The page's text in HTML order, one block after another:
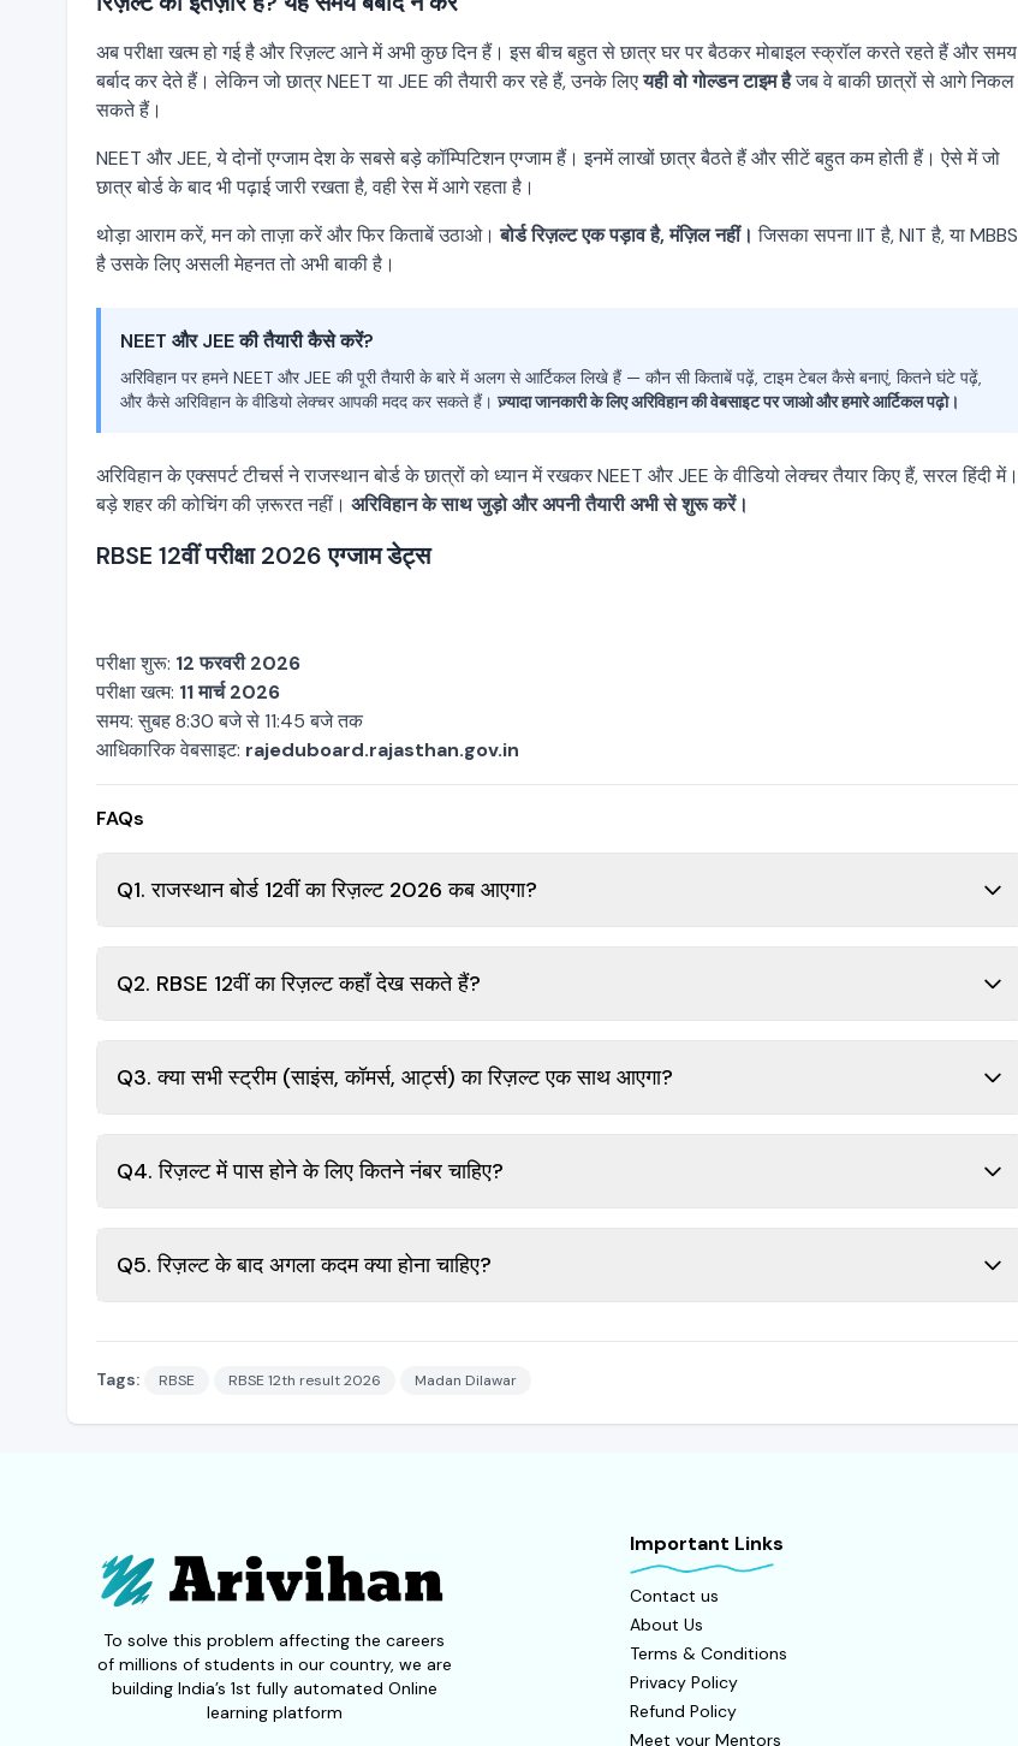
अब परीक्षा खत्म हो गई है और रिज़ल्ट आने में अभी कुछ दिन हैं। इस बीच बहुत से छात्र घर पर बैठकर मोबाइल स्क्रॉल करते रहते हैं और समय
बर्बाद कर देते हैं। लेकिन जो छात्र NEET या JEE की तैयारी कर रहे हैं, उनके लिएयही वो गोल्डन टाइम हैजब वे बाकी छात्रों से आगे निकल
सकते हैं।
NEET और JEE, ये दोनों एग्जाम देश के सबसे बड़े कॉम्पिटिशन एग्जाम हैं। इनमें लाखों छात्र बैठते हैं और सीटें बहुत कम होती हैं। ऐसे में जो
छात्र बोर्ड के बाद भी पढ़ाई जारी रखता है, वही रेस में आगे रहता है।
थोड़ा आराम करें, मन को ताज़ा करें और फिर किताबें उठाओ।बोर्ड रिज़ल्ट एक पड़ाव है, मंज़िल नहीं। जिसका सपना IIT है, NIT है, या MBBS
है उसके लिए असली मेहनत तो अभी बाकी है।
NEET और JEE की तैयारी कैसे करें?
अरिविहान पर हमने NEET और JEE की पूरी तैयारी के बारे में अलग से आर्टिकल लिखे हैं — कौन सी किताबें पढ़ें, टाइम टेबल कैसे बनाएं, कितने घंटे पढ़ें,
और कैसे अरिविहान के वीडियो लेक्चर आपकी मदद कर सकते हैं।ज़्यादा जानकारी के लिए अरिविहान की वेबसाइट पर जाओ और हमारे आर्टिकल पढ़ो।
अरिविहान के एक्सपर्ट टीचर्स ने राजस्थान बोर्ड के छात्रों को ध्यान में रखकर NEET और JEE के वीडियो लेक्चर तैयार किए हैं, सरल हिंदी में।
बड़े शहर की कोचिंग की ज़रूरत नहीं। अरिविहान के साथ जुड़ो और अपनी तैयारी अभी से शुरू करें।
RBSE 12वीं परीक्षा 2026 एग्जाम डेट्स
परीक्षा शुरू: 12 फरवरी 2026
परीक्षा खत्म: 11 मार्च 2026
समय: सुबह 8:30 बजे से 11:45 बजे तक
आधिकारिक वेबसाइट: rajeduboard.rajasthan.gov.in
FAQs
Q1. राजस्थान बोर्ड 12वीं का रिज़ल्ट 2026 कब आएगा?
Q2. RBSE 12वीं का रिज़ल्ट कहाँ देख सकते हैं?
Q3. क्या सभी स्ट्रीम (साइंस, कॉमर्स, आर्ट्स) का रिज़ल्ट एक साथ आएगा?
Q4. रिज़ल्ट में पास होने के लिए कितने नंबर चाहिए?
Q5. रिज़ल्ट के बाद अगला कदम क्या होना चाहिए?
Tags: RBSE RBSE 12th result 2026 Madan Dilawar
To solve this problem affecting the careers
of millions of students in our country, we are
building India’s 1st fully automated Online
learning platform
Important Links
Contact us
About Us
Terms & Conditions
Privacy Policy
Refund Policy
Meet your Mentors